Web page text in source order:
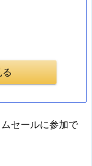
セールに参加で